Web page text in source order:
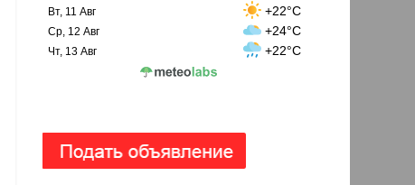
Вт, 11 Авг +22°C
Ср, 12 Авг +24°C
Чт, 13 Авг +22°C